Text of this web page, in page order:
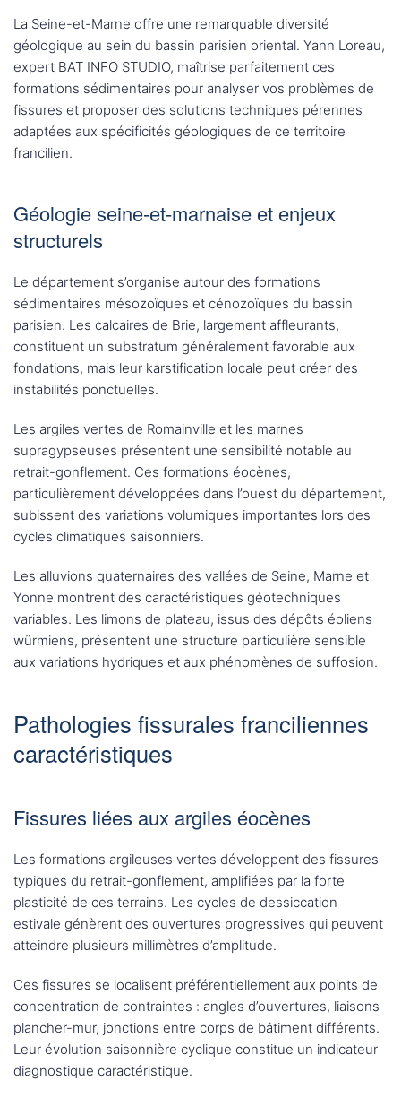
La Seine-et-Marne offre une remarquable diversité
géologique au sein du bassin parisien oriental. Yann Loreau,
expert BAT INFO STUDIO, maîtrise parfaitement ces
formations sédimentaires pour analyser vos problèmes de
fissures et proposer des solutions techniques pérennes
adaptées aux spécificités géologiques de ce territoire
francilien.
Géologie seine-et-marnaise et enjeux
structurels
Le département s’organise autour des formations
sédimentaires mésozoïques et cénozoïques du bassin
parisien. Les calcaires de Brie, largement affleurants,
constituent un substratum généralement favorable aux
fondations, mais leur karstification locale peut créer des
instabilités ponctuelles.
Les argiles vertes de Romainville et les marnes
supragypseuses présentent une sensibilité notable au
retrait-gonflement. Ces formations éocènes,
particulièrement développées dans l’ouest du département,
subissent des variations volumiques importantes lors des
cycles climatiques saisonniers.
Les alluvions quaternaires des vallées de Seine, Marne et
Yonne montrent des caractéristiques géotechniques
variables. Les limons de plateau, issus des dépôts éoliens
würmiens, présentent une structure particulière sensible
aux variations hydriques et aux phénomènes de suffosion.
Pathologies fissurales franciliennes
caractéristiques
Fissures liées aux argiles éocènes
Les formations argileuses vertes développent des fissures
typiques du retrait-gonflement, amplifiées par la forte
plasticité de ces terrains. Les cycles de dessiccation
estivale génèrent des ouvertures progressives qui peuvent
atteindre plusieurs millimètres d’amplitude.
Ces fissures se localisent préférentiellement aux points de
concentration de contraintes : angles d’ouvertures, liaisons
plancher-mur, jonctions entre corps de bâtiment différents.
Leur évolution saisonnière cyclique constitue un indicateur
diagnostique caractéristique.